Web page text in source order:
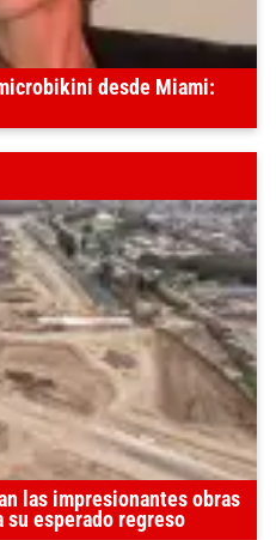
desde Miami:
las impresionantes obras
su esperado regreso